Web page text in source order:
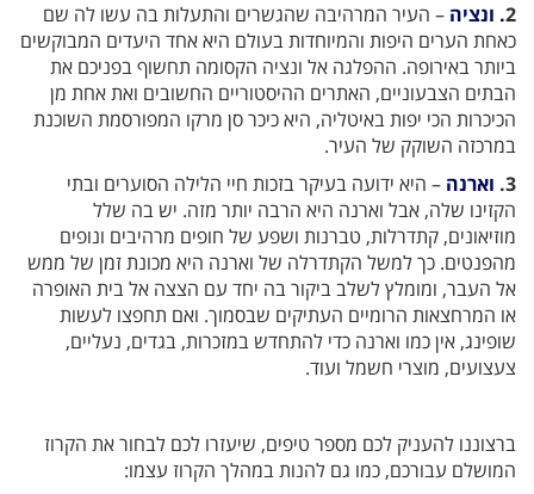
2. ונציה – העיר המרהיבה שהגשרים והתעלות בה עשו לה שם
כאחת הערים היפות והמיוחדות בעולם היא אחד היעדים המבוקשים
ביותר באירופה. ההפלגה אל ונציה הקסומה תחשוף בפניכם את
הבתים הצבעוניים, האתרים ההיסטוריים החשובים ואת אחת מן
הכיכרות הכי יפות באיטליה, היא כיכר סן מרקו המפורסמת השוכנת
במרכזה השוקק של העיר.
3. וארנה – היא ידועה בעיקר בזכות חיי הלילה הסוערים ובתי
הקזינו שלה, אבל וארנה היא הרבה יותר מזה. יש בה שלל
מוזיאונים, קתדרלות, טברנות ושפע של חופים מרהיבים ונופים
מהפנטים. כך למשל הקתדרלה של וארנה היא מכונת זמן של ממש
אל העבר, ומומלץ לשלב ביקור בה יחד עם הצצה אל בית האופרה
או המרחצאות הרומיים העתיקים שבסמוך. ואם תחפצו לעשות
שופינג, אין כמו וארנה כדי להתחדש במזכרות, בגדים, נעליים,
צעצועים, מוצרי חשמל ועוד.
ברצוננו להעניק לכם מספר טיפים, שיעזרו לכם לבחור את הקרוז
המושלם עבורכם, כמו גם להנות במהלך הקרוז עצמו: